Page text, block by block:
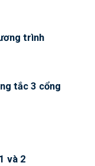
trình
tắc 3 cổng
và 2